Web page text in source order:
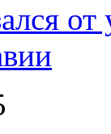
от